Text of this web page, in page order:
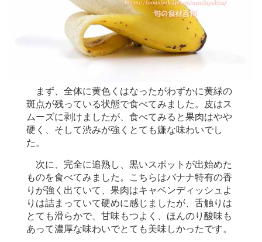
まず、全体に黄色くはなったがわずかに黄緑の
斑点が残っている状態で食べてみました。皮はス
ムーズに剥けましたが、食べてみると果肉はやや
硬く、そして渋みが強くとても嫌な味わいでし
た。
次に、完全に追熟し、黒いスポットが出始めた
ものを食べてみました。こちらはバナナ特有の香
りが強く出ていて、果肉はキャベンディッシュよ
りは詰まっていて硬めに感じましたが、舌触りは
とても滑らかで、甘味もつよく、ほんのり酸味も
あって濃厚な味わいでとても美味しかったです。